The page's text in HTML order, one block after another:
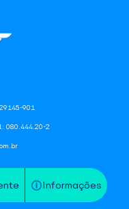
Informações
901
080.444.20-2